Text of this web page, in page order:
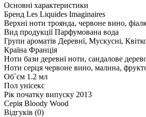
Основні характеристики
Бренд Les Liquides Imaginaires
Верхні ноти троянда, червоне вино,
Вид продукції Парфумована вода
Групи ароматів Деревні, Мускусні,
Країна Франція
Ноти бази деревні ноти, сандалове
Ноти серця червоне вино, малина,
Об`єм 1.2 мл
Пол унісекс
Рік початку випуску 2013
Серія Bloody Wood
Відгуків (0)